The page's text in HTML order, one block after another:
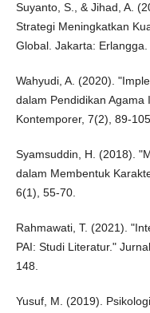
Suyanto, S., & Jihad, A.
Strategi Meningkatkan
Global. Jakarta: Erlangga.
Wahyudi, A. (2020).
dalam Pendidikan Agama
Kontemporer, 7(2), 89-
Syamsuddin, H. (2018).
dalam Membentuk
6(1), 55-70.
Rahmawati, T. (2021).
PAI: Studi Literatur."
148.
Yusuf, M. (2019).